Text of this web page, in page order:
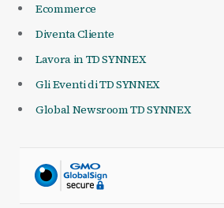
Ecommerce
Diventa Cliente
Lavora in TD SYNNEX
Gli Eventi di TD SYNNEX
Global Newsroom TD SYNNEX